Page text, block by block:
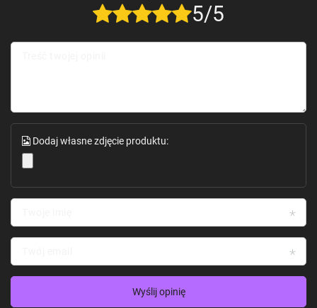
5/5
Dodaj własne zdjęcie produktu:
Wyślij opinię